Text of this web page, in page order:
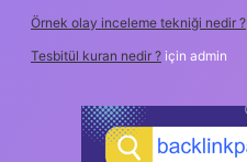
Örnek olay inceleme tekniği nedir ?
Tesbitül kuran nedir ? için admin